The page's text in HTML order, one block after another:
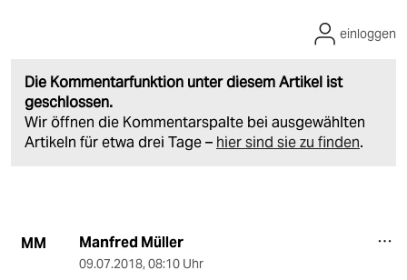
Die Kommentarfunktion unter diesem Artikel ist
geschlossen.
Wir öffnen die Kommentarspalte bei ausgewählten
Artikeln für etwa drei Tage – hier sind sie zu finden.
einloggen
MM Manfred Müller
09.07.2018, 08:10 Uhr